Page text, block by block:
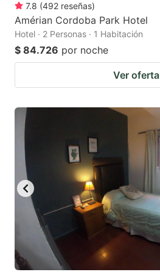
7.8 (492 reseñas)
Amérian Cordoba Park Hotel
Hotel · 2 Personas · 1 Habitación
$ 84.726 por noche
Ver oferta